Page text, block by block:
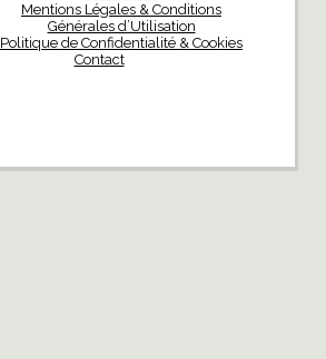
Mentions Légales & Conditions
Générales d’Utilisation
Politique de Confidentialité & Cookies
Contact